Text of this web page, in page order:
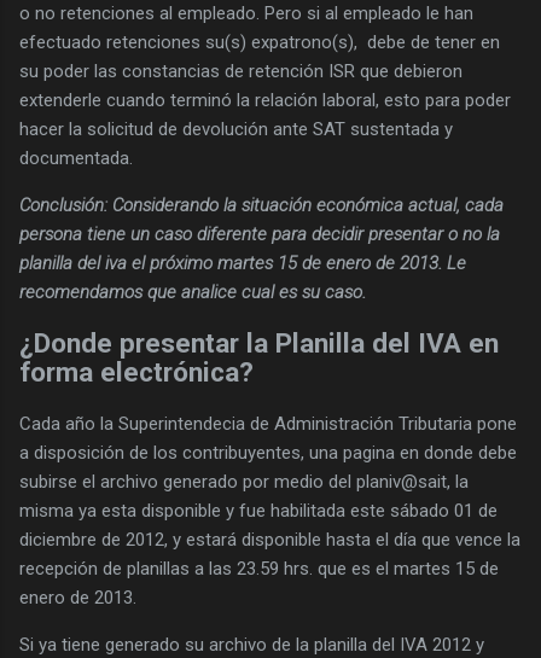
o no retenciones al empleado. Pero si al empleado le han
efectuado retenciones su(s) expatrono(s), debe de tener en
su poder las constancias de retención ISR que debieron
extenderle cuando terminó la relación laboral, esto para poder
hacer la solicitud de devolución ante SAT sustentada y
documentada.
Conclusión: Considerando la situación económica actual, cada
persona tiene un caso diferente para decidir presentar o no la
planilla del iva el próximo martes 15 de enero de 2013. Le
recomendamos que analice cual es su caso.
¿Donde presentar la Planilla del IVA en
forma electrónica?
Cada año la Superintendecia de Administración Tributaria pone
a disposición de los contribuyentes, una pagina en donde debe
subirse el archivo generado por medio del planiv@sait, la
misma ya esta disponible y fue habilitada este sábado 01 de
diciembre de 2012, y estará disponible hasta el día que vence la
recepción de planillas a las 23.59 hrs. que es el martes 15 de
enero de 2013.
Si ya tiene generado su archivo de la planilla del IVA 2012 y